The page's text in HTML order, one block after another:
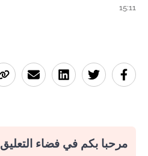
15:11
مرحبا بكم في فضاء التعليق